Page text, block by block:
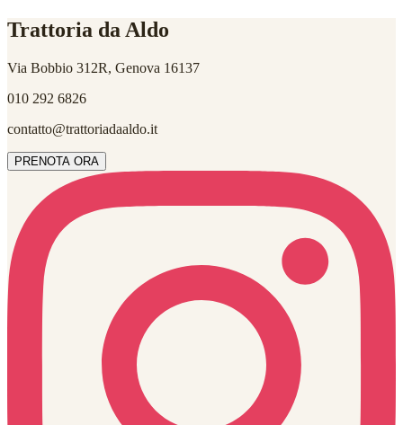
Trattoria da Aldo
Via Bobbio 312R, Genova 16137
010 292 6826
contatto@trattoriadaaldo.it
PRENOTA ORA